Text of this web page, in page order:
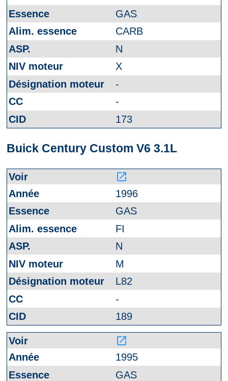
GAS
CARB
N
X
-
-
173
Buick Century Custom V6 3.1L
launch
1996
GAS
FI
N
M
L82
-
189
launch
1995
GAS